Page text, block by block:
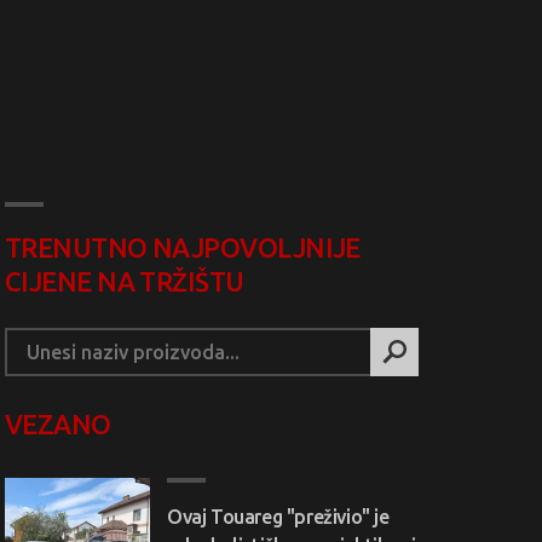
TRENUTNO NAJPOVOLJNIJE
CIJENE NA TRŽIŠTU
VEZANO
Ovaj Touareg "preživio" je